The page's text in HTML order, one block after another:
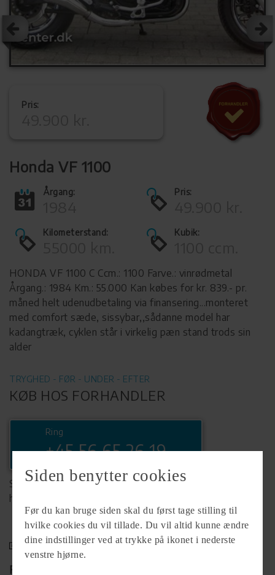
Pris:
Honda VF 1100
Årgang: Pris:
Kilometerstand: Kubik:
HONDA VF 1100 C Ccm.: 1100 Farve.: vinrødmetal
Årgang.: 1984 Km.: 55.000 Kan købes for kr. 839.- pr.
måned helt udenudbetaling via finansering...monteret
med comfort sæde, sissybar,,sådanne model har
kadangtræk, cyklen står i virkelig pæn stand trods sin
alder
TRYGHED - FØR - UNDER - EFTER
KØB HOS FORHANDLER
Ring
+45 56 65 26 19
Se komplet info på forhandlerens
hjemmeside
Forhandler
Siden benytter cookies
Før du kan bruge siden skal du først tage stilling til
hvilke cookies du vil tillade. Du vil altid kunne ændre
dine indstillinger ved at trykke på ikonet i nederste
venstre hjørne.